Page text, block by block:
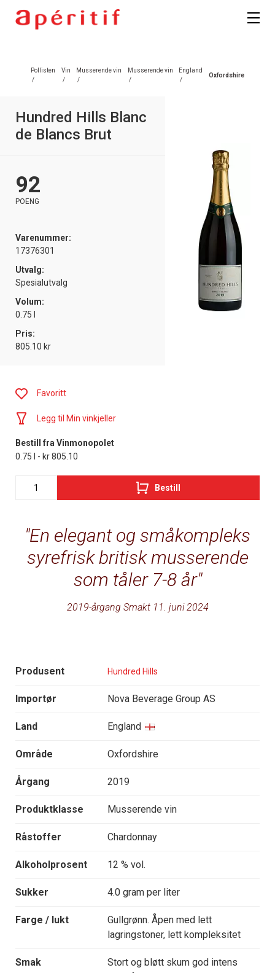
Pollisten
/
Vin
/
Musserende vin
/
Musserende vin
/
England
/
Oxfordshire
Hundred Hills Blanc
de Blancs Brut
92
POENG
Varenummer:
17376301
Utvalg:
Spesialutvalg
Volum:
0.75 l
Pris:
805.10 kr
En elegant og småkompleks
syrefrisk britisk musserende
som tåler 7-8 år
2019-årgang Smakt 11. juni 2024
Produsent Hundred Hills
Importør Nova Beverage Group AS
Land England
Område Oxfordshire
Årgang 2019
Produktklasse Musserende vin
Råstoffer Chardonnay
Alkoholprosent 12 % vol.
Sukker 4.0 gram per liter
Farge / lukt
Gullgrønn. Åpen med lett
lagringstoner, lett kompleksitet
Smak
Stort og bløtt skum god intens
Favoritt
Legg til Min vinkjeller
Bestill fra Vinmonopolet
0.75 l - kr 805.10
Bestill